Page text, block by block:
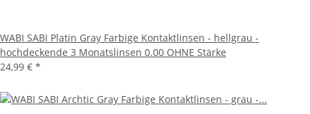
WABI SABI Platin Gray Farbige Kontaktlinsen - hellgrau -
hochdeckende 3 Monatslinsen 0.00 OHNE Stärke
24,99 € *